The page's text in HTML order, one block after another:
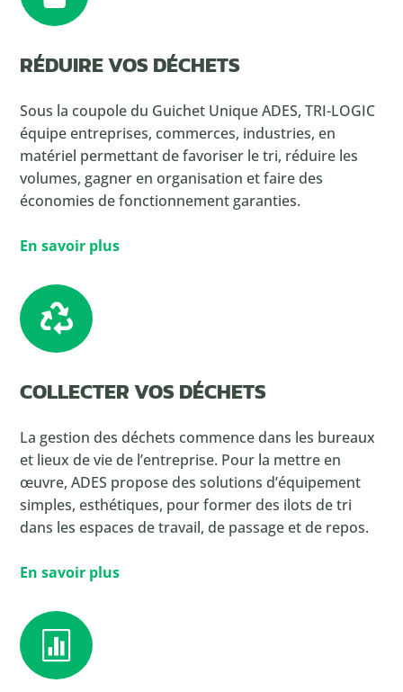
RÉDUIRE VOS DÉCHETS
Sous la coupole du Guichet Unique ADES, TRI-LOGIC
équipe entreprises, commerces, industries, en
matériel permettant de favoriser le tri, réduire les
volumes, gagner en organisation et faire des
économies de fonctionnement garanties.
En savoir plus

COLLECTER VOS DÉCHETS
La gestion des déchets commence dans les bureaux
et lieux de vie de l’entreprise. Pour la mettre en
œuvre, ADES propose des solutions d’équipement
simples, esthétiques, pour former des ilots de tri
dans les espaces de travail, de passage et de repos.
En savoir plus
